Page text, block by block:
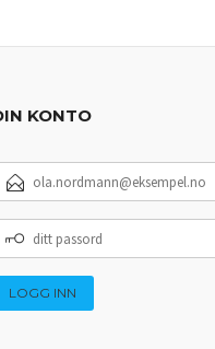
KONTO